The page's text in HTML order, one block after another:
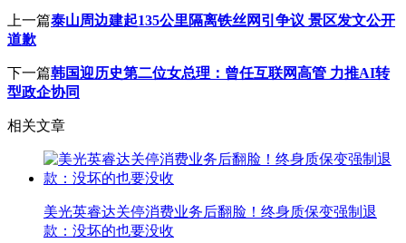
上一篇泰山周边建起135公里隔离铁丝网引争议 景区发文公开
道歉
下一篇韩国迎历史第二位女总理：曾任互联网高管 力推AI转
型政企协同
相关文章
美光英睿达关停消费业务后翻脸！终身质保变强制退
款：没坏的也要没收